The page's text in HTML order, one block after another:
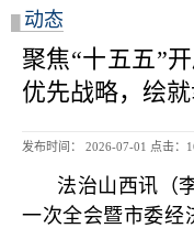
动态
聚焦“十五五”
优先战略，绘
发布时间： 2026-07-01 点击：
法治山西讯（
一次全会暨市委经